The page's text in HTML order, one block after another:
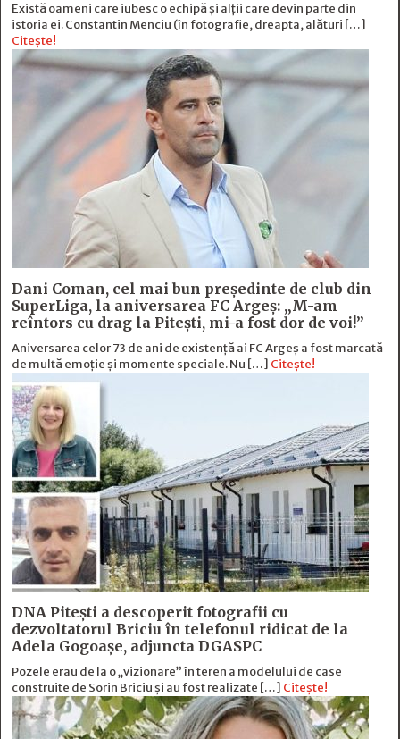
Există oameni care iubesc o echipă și alţii care devin parte din
istoria ei. Constantin Menciu (în fotografie, dreapta, alături […]
Citește!
Dani Coman, cel mai bun preşedinte de club din
SuperLiga, la aniversarea FC Argeş: „M-am
reîntors cu drag la Piteşti, mi-a fost dor de voi!”
Aniversarea celor 73 de ani de existență ai FC Argeș a fost marcată
de multă emoție şi momente speciale. Nu […] Citește!
DNA Piteşti a descoperit fotografii cu
dezvoltatorul Briciu în telefonul ridicat de la
Adela Gogoaşe, adjuncta DGASPC
Pozele erau de la o „vizionare” în teren a modelului de case
construite de Sorin Briciu şi au fost realizate […] Citește!